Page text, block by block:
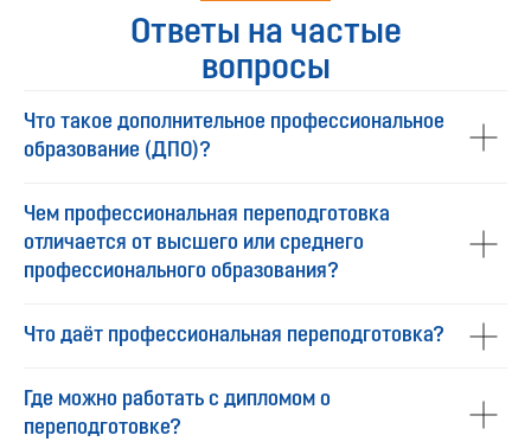
Ответы на частые
вопросы
Что такое дополнительное профессиональное
образование (ДПО)?
Чем профессиональная переподготовка
отличается от высшего или среднего
профессионального образования?
Что даёт профессиональная переподготовка?
Где можно работать с дипломом о
переподготовке?